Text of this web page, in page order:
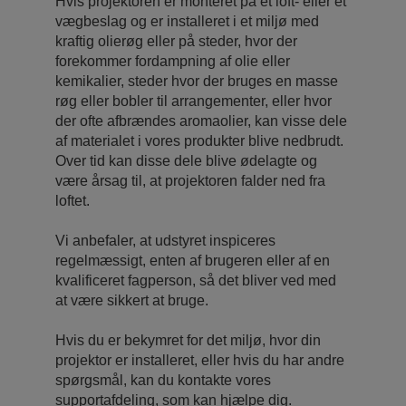
vægbeslag og er installeret i et miljø med
kraftig olierøg eller på steder, hvor der
forekommer fordampning af olie eller
kemikalier, steder hvor der bruges en masse
røg eller bobler til arrangementer, eller hvor
der ofte afbrændes aromaolier, kan visse dele
af materialet i vores produkter blive nedbrudt.
Over tid kan disse dele blive ødelagte og
være årsag til, at projektoren falder ned fra
loftet.
Vi anbefaler, at udstyret inspiceres
regelmæssigt, enten af ​brugeren eller af en
kvalificeret fagperson, så det bliver ved med
at være sikkert at bruge.
Hvis du er bekymret for det miljø, hvor din
projektor er installeret, eller hvis du har andre
spørgsmål, kan du kontakte vores
supportafdeling, som kan hjælpe dig.